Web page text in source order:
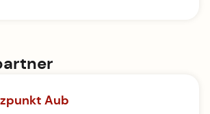
Aub